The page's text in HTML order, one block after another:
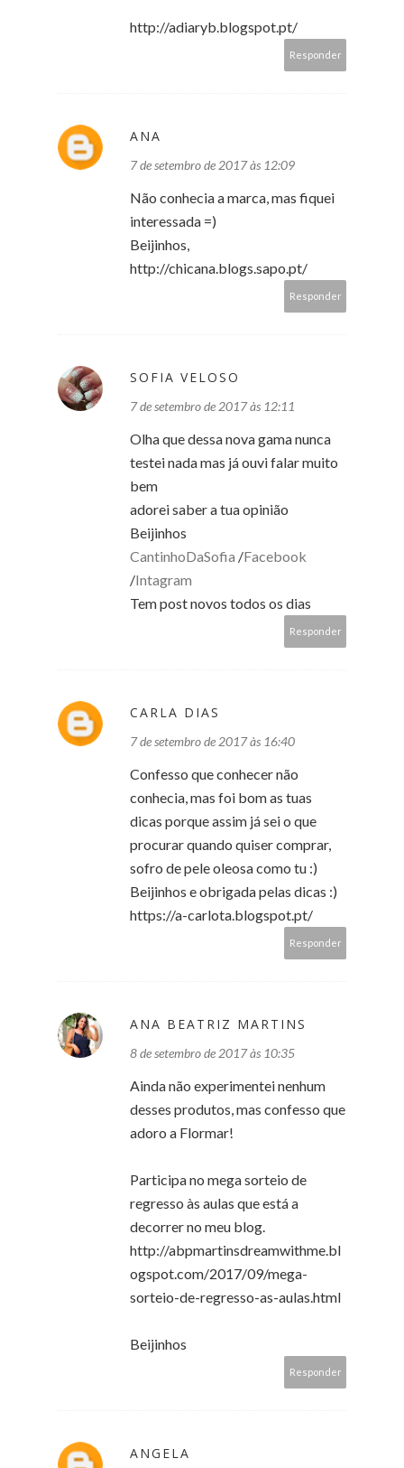
http://adiaryb.blogspot.pt/
Responder
ANA
7 de setembro de 2017 às 12:09
Não conhecia a marca, mas fiquei
interessada =)
Beijinhos,
http://chicana.blogs.sapo.pt/
Responder
SOFIA VELOSO
7 de setembro de 2017 às 12:11
Olha que dessa nova gama nunca
testei nada mas já ouvi falar muito
bem
adorei saber a tua opinião
Beijinhos
CantinhoDaSofia /Facebook
/Intagram
Tem post novos todos os dias
Responder
CARLA DIAS
7 de setembro de 2017 às 16:40
Confesso que conhecer não
conhecia, mas foi bom as tuas
dicas porque assim já sei o que
procurar quando quiser comprar,
sofro de pele oleosa como tu :)
Beijinhos e obrigada pelas dicas :)
https://a-carlota.blogspot.pt/
Responder
ANA BEATRIZ MARTINS
8 de setembro de 2017 às 10:35
Ainda não experimentei nenhum
desses produtos, mas confesso que
adoro a Flormar!
Participa no mega sorteio de
regresso às aulas que está a
decorrer no meu blog.
http://abpmartinsdreamwithme.bl
ogspot.com/2017/09/mega-
sorteio-de-regresso-as-aulas.html
Beijinhos
Responder
ANGELA